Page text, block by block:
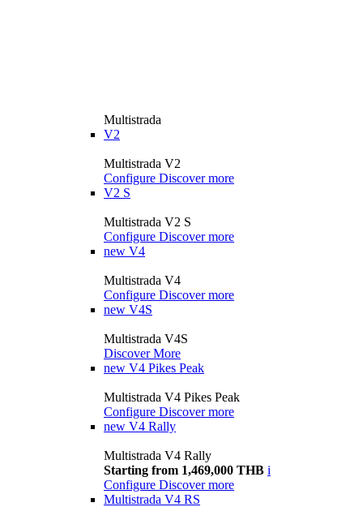
Multistrada
V2
Multistrada V2
Configure Discover more
V2 S
Multistrada V2 S
Configure Discover more
new V4
Multistrada V4
Configure Discover more
new V4S
Multistrada V4S
Discover More
new V4 Pikes Peak
Multistrada V4 Pikes Peak
Configure Discover more
new V4 Rally
Multistrada V4 Rally
Starting from 1,469,000 THB i
Configure Discover more
Multistrada V4 RS